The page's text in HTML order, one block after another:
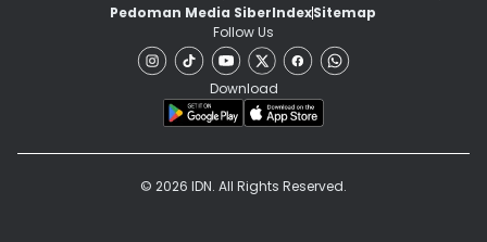
Pedoman Media SiberIndexSitemap
Follow Us
Download
© 2026 IDN. All Rights Reserved.